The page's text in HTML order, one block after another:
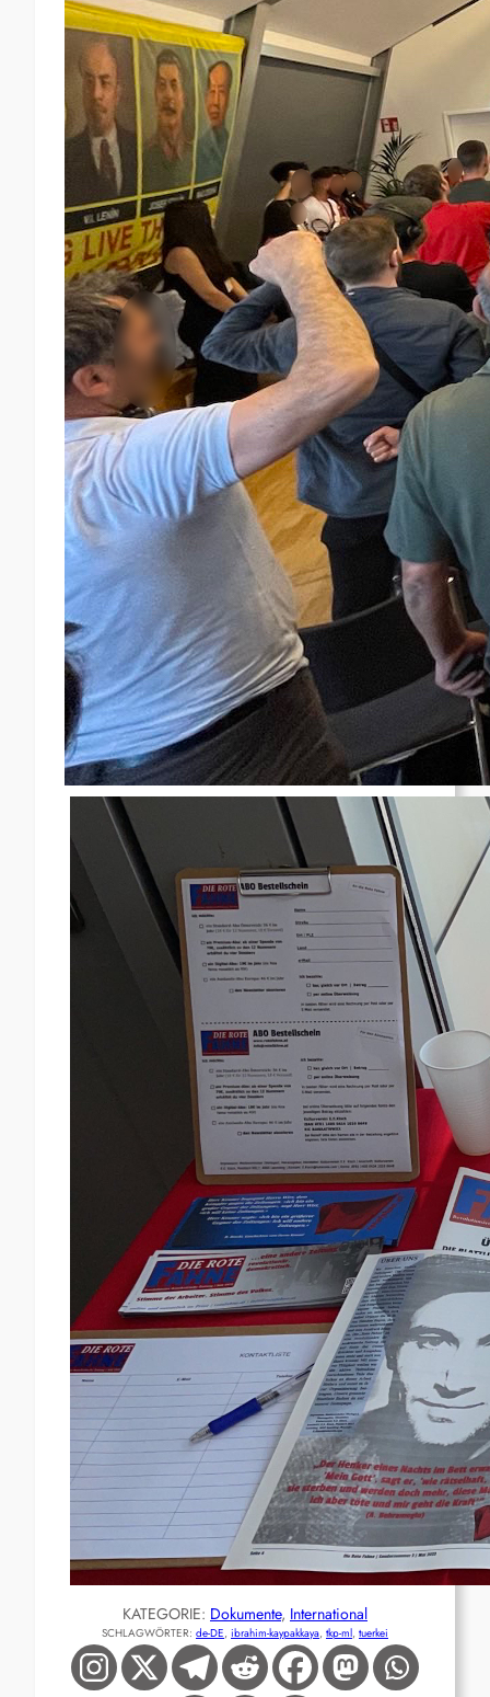
KATEGORIE: Dokumente, International
SCHLAGWÖRTER: de-DE, ibrahim-kaypakkaya, tkp-ml, tuerkei